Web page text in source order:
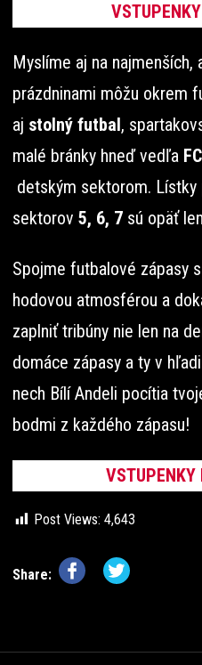
Myslíme aj na
prázdninami môžu okrem
aj stolný futbal,
malé bránky hneď vedľa
detským sektorom.
sektorov 5, 6, 7 sú opäť len
Spojme futbalové zápasy
hodovou atmosférou a
zaplniť tribúny nie len na
domáce zápasy a ty v
nech Bílí Andeli pocítia
bodmi z každého zápasu!
VSTUPENKY
Post Views: 4,643
Share: